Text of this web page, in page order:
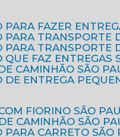
PARA FAZER
PARA TRANSPORTE
PARA TRANSPORTE
QUE FAZ ENTREGAS
DE CAMINHÃO SÃO
DE ENTREGA
COM FIORINO SÃO
DE CAMINHÃO SÃO
PARA CARRETO SÃO